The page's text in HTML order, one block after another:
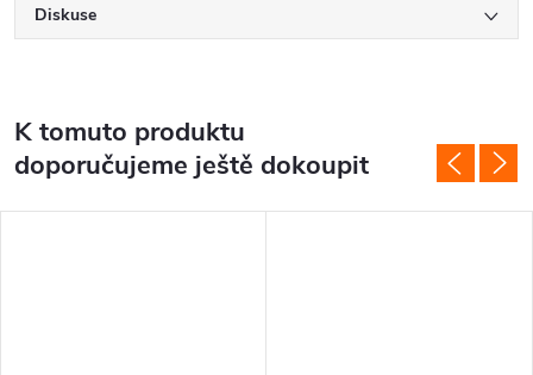
Diskuse
K tomuto produktu
doporučujeme ještě dokoupit